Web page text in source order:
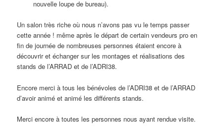
nouvelle loupe de bureau).
Un salon très riche où nous n’avons pas vu le temps passer
cette année ! même après le départ de certain vendeurs pro en
fin de journée de nombreuses personnes étaient encore à
découvrir et échanger sur les montages et réalisations des
stands de l’ARRAD et de l’ADRI38.
Encore merci à tous les bénévoles de l’ADRI38 et de l’ARRAD
d’avoir animé et animé les différents stands.
Merci encore à toutes les personnes nous ayant rendue visite.